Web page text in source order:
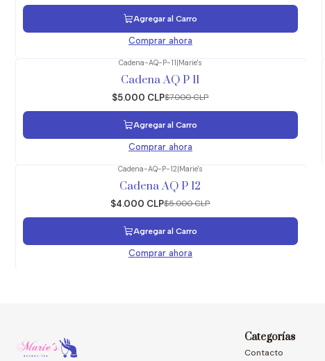
Agregar al Carro
Comprar ahora
Cadena-AQ-P-11 Marie's
Cadena AQ P 11
$5.000 CLP$7.000 CLP
Agregar al Carro
Comprar ahora
Cadena-AQ-P-12 Marie's
Cadena AQ P 12
$4.000 CLP$5.000 CLP
Agregar al Carro
Comprar ahora
Categorías
Contacto